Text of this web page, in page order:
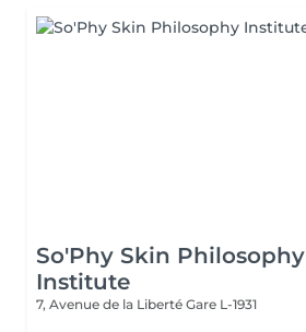
So'Phy Skin Philosophy
Institute
7, Avenue de la Liberté Gare L-1931